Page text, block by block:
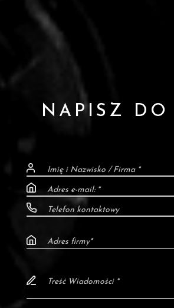
NAPISZ DO